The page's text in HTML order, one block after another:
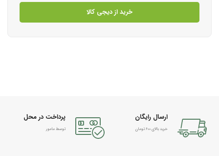
خرید از دیجی کالا
ارسال رایگان
خرید بالای 600 تومان
پرداخت در محل
توسط مامور